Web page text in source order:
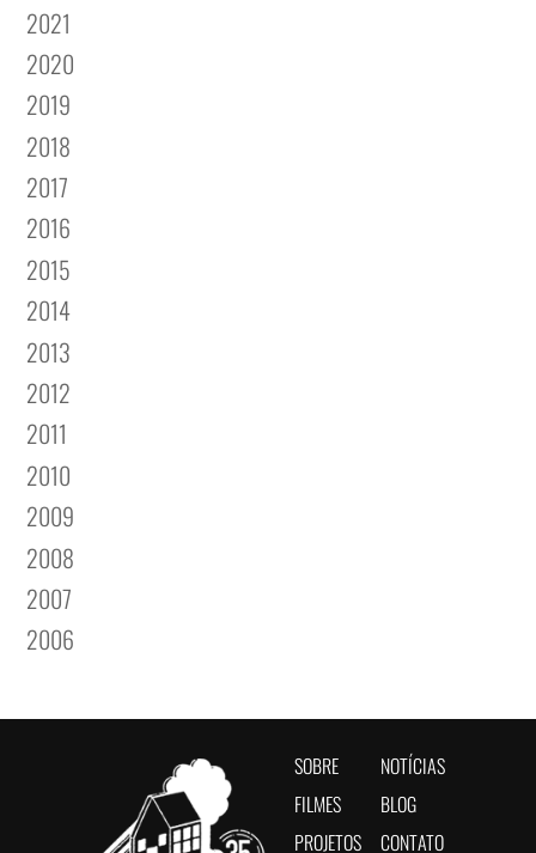
2021
2020
2019
2018
2017
2016
2015
2014
2013
2012
2011
2010
2009
2008
2007
2006
SOBRE
FILMES
PROJETOS
NOTÍCIAS
BLOG
CONTATO